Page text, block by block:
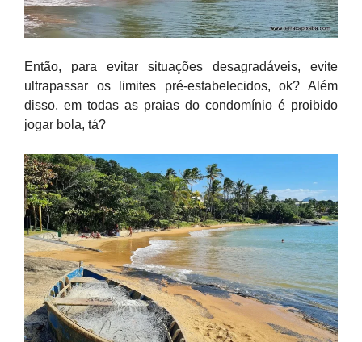
Então, para evitar situações desagradáveis, evite
ultrapassar os limites pré-estabelecidos, ok? Além
disso, em todas as praias do condomínio é proibido
jogar bola, tá?